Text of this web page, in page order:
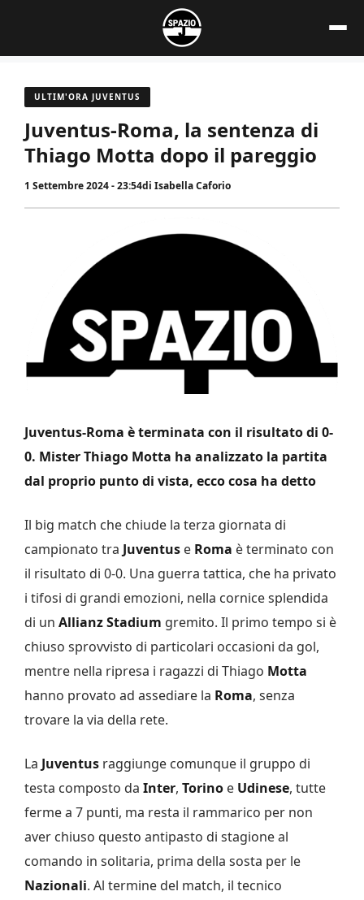
contenuto
ULTIM'ORA JUVENTUS
Juventus-Roma, la sentenza di
Thiago Motta dopo il pareggio
1 Settembre 2024 - 23:54di Isabella Caforio
Juventus-Roma è terminata con il risultato di 0-
0. Mister Thiago Motta ha analizzato la partita
dal proprio punto di vista, ecco cosa ha detto
Il big match che chiude la terza giornata di
campionato tra Juventus e Roma è terminato con
il risultato di 0-0. Una guerra tattica, che ha privato
i tifosi di grandi emozioni, nella cornice splendida
di un Allianz Stadium gremito. Il primo tempo si è
chiuso sprovvisto di particolari occasioni da gol,
mentre nella ripresa i ragazzi di Thiago Motta
hanno provato ad assediare la Roma, senza
trovare la via della rete.
La Juventus raggiunge comunque il gruppo di
testa composto da Inter, Torino e Udinese, tutte
ferme a 7 punti, ma resta il rammarico per non
aver chiuso questo antipasto di stagione al
comando in solitaria, prima della sosta per le
Nazionali. Al termine del match, il tecnico